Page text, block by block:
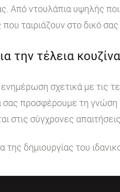
ντουλάπια υψηλής
ταιριάζουν στο δικό
την τέλεια
σχετικά με τις
σας προσφέρουμε τη γνώση
στις σύγχρονες
δημιουργίας του